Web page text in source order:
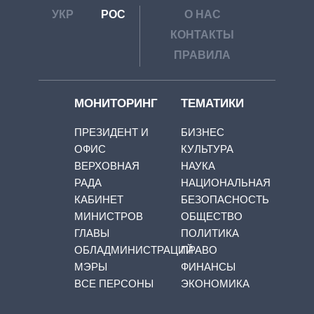
УКР РОС
О НАС
КОНТАКТЫ
ПРАВИЛА
МОНИТОРИНГ
ПРЕЗИДЕНТ И
ОФИС
ВЕРХОВНАЯ
РАДА
КАБИНЕТ
МИНИСТРОВ
ГЛАВЫ
ОБЛАДМИНИСТРАЦИЙ
МЭРЫ
ВСЕ ПЕРСОНЫ
ТЕМАТИКИ
БИЗНЕС
КУЛЬТУРА
НАУКА
НАЦИОНАЛЬНАЯ
БЕЗОПАСНОСТЬ
ОБЩЕСТВО
ПОЛИТИКА
ПРАВО
ФИНАНСЫ
ЭКОНОМИКА